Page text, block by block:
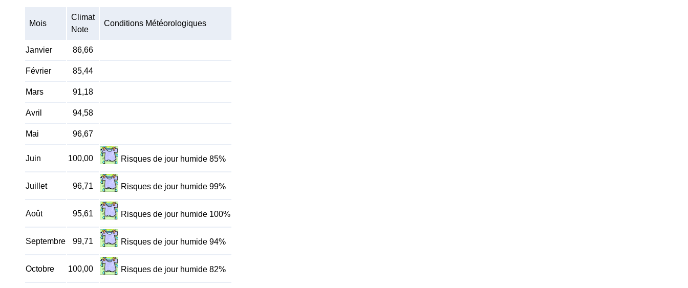
Mois
Climat
Note
Conditions Météorologiques
Janvier 86,66
Février 85,44
Mars 91,18
Avril 94,58
Mai 96,67
Juin 100,00 Risques de jour humide 85%
Juillet 96,71 Risques de jour humide 99%
Août 95,61 Risques de jour humide 100%
Septembre 99,71 Risques de jour humide 94%
Octobre 100,00 Risques de jour humide 82%